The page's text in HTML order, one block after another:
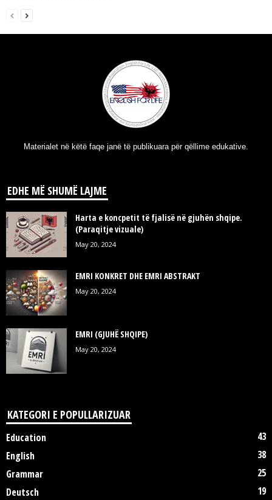
Materialet në këtë faqe janë të publikuara për qëllime edukative.
EDHE MË SHUMË LAJME
Harta e koncpetit të fjalisë në gjuhën shqipe.
(Paraqitje vizuale)
May 20, 2024
EMRI KONKRET DHE EMRI ABSTRAKT
May 20, 2024
EMRI (GJUHË SHQIPE)
May 20, 2024
KATEGORI E POPULLARIZUAR
Education
43
English
38
Grammar
25
Deutsch
19